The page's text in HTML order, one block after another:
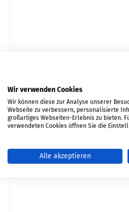
Wir verwenden Cookies
Wir können diese zur Analyse unserer
Webseite zu verbessern, personalisierte
großartiges Webseiten-Erlebnis zu bieten.
verwendeten Cookies öffnen Sie die
Alle akzeptieren